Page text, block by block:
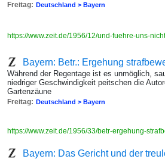
Freitag: Deutschland > Bayern
https://www.zeit.de/1956/12/und-fuehre-uns-
Bayern: Betr.: Ergehung
Während der Regentage ist es unmöglich,
niedriger Geschwindigkeit peitschen die
Gartenzäune
Freitag: Deutschland > Bayern
https://www.zeit.de/1956/33/betr-ergehung-
Bayern: Das Gericht und der